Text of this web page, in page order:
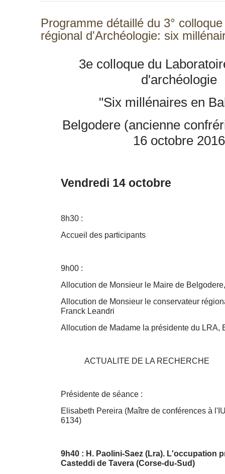
Programme détaillé du 3°
régional d'Archéologie: six
3e colloque du
d'archéologie
"Six millénaires en
Belgodere (ancienne
16 octobre 2016
Vendredi 14 octobre
8h30 :
Accueil des participants
9h00 :
Allocution de Monsieur le Maire de
Allocution de Monsieur le conservateur
Franck Leandri
Allocution de Madame la présidente du LRA,
ACTUALITE DE LA RECHERCHE
Présidente de séance :
Elisabeth Pereira (Maître de conférences à
6134)
9h40 : H. Paolini-Saez (Lra). L'occupation
Casteddi de Tavera (Corse-du-Sud)